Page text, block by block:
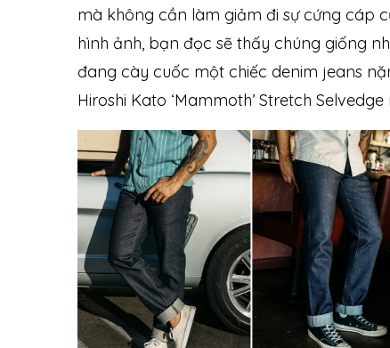
mà không cần làm giảm đi sự cứng cáp
hình ảnh, bạn đọc sẽ thấy chúng giống
đang cày cuốc một chiếc denim jeans
Hiroshi Kato ‘Mammoth’ Stretch Selvedge